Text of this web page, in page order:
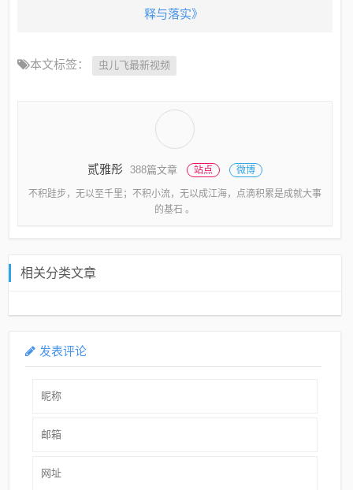
释与落实​》
本文标签： 虫儿飞最新视频
贰雅彤 388篇文章 站点 微博
不积跬步，无以至千里；不积小流，无以成江海，点滴积累是成就大事
的基石 。
相关分类文章
发表评论